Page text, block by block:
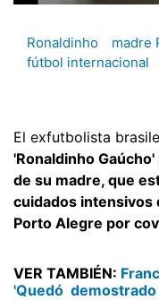
Ronaldinho
madre
fútbol internacional
El exfutbolista
'Ronaldinho
de su madre, que
cuidados intensivos
Porto Alegre por
VER TAMBIÉN:
'Quedó demostrado